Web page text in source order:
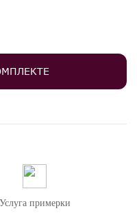
Услуга примерки